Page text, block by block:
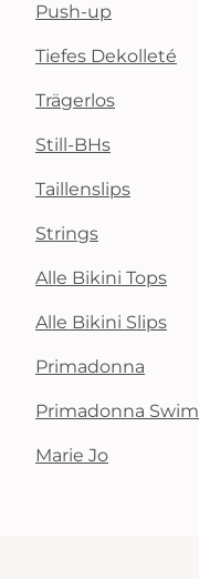
Push-up
Tiefes Dekolleté
Trägerlos
Still-BHs
Taillenslips
Strings
Alle Bikini Tops
Alle Bikini Slips
Primadonna
Primadonna Swim
Marie Jo